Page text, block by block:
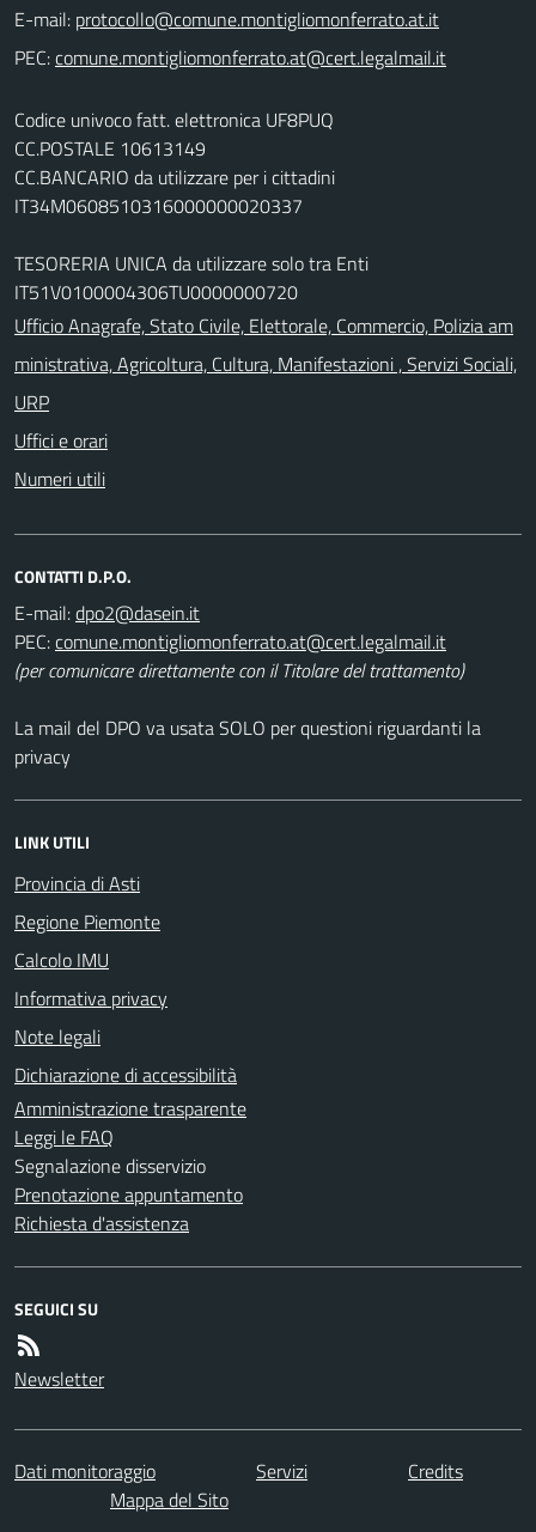
E-mail:
PEC:
Codice univoco fatt. elettronica UF8PUQ
CC.POSTALE 10613149
CC.BANCARIO da utilizzare per i cittadini
IT34M0608510316000000020337
TESORERIA UNICA da utilizzare solo tra Enti
IT51V0100004306TU0000000720
Ufficio Anagrafe, Stato Civile, Elettorale, Commercio, Polizia am
ministrativa, Agricoltura, Cultura, Manifestazioni , Servizi Sociali,
URP
Uffici e orari
Numeri utili
CONTATTI D.P.O.
E-mail:
PEC:
(per comunicare direttamente con il Titolare del trattamento)
La mail del DPO va usata SOLO per questioni riguardanti la
privacy
LINK UTILI
Provincia di Asti
Regione Piemonte
Calcolo IMU
Informativa privacy
Note legali
Dichiarazione di accessibilità
Amministrazione trasparente
Leggi le FAQ
Segnalazione disservizio
Prenotazione appuntamento
Richiesta d'assistenza
SEGUICI SU
Newsletter
Dati monitoraggio Servizi
Credits
Mappa del Sito